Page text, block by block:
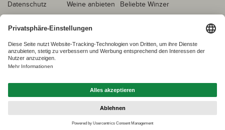
Datenschutz
Weine anbieten
Beliebte Winzer